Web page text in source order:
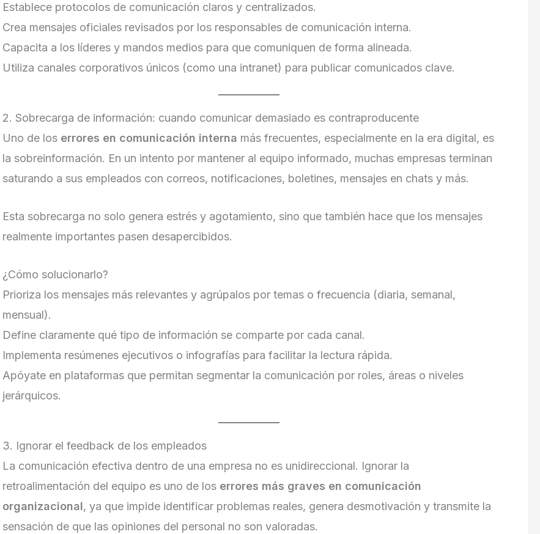
Establece protocolos de comunicación claros y centralizados.
Crea mensajes oficiales revisados por los responsables de comunicación interna.
Capacita a los líderes y mandos medios para que comuniquen de forma alineada.
Utiliza canales corporativos únicos (como una intranet) para publicar comunicados clave.
2. Sobrecarga de información: cuando comunicar demasiado es contraproducente
Uno de los errores en comunicación interna más frecuentes, especialmente en la era digital, es
la sobreinformación. En un intento por mantener al equipo informado, muchas empresas terminan
saturando a sus empleados con correos, notificaciones, boletines, mensajes en chats y más.
Esta sobrecarga no solo genera estrés y agotamiento, sino que también hace que los mensajes
realmente importantes pasen desapercibidos.
¿Cómo solucionarlo?
Prioriza los mensajes más relevantes y agrúpalos por temas o frecuencia (diaria, semanal,
mensual).
Define claramente qué tipo de información se comparte por cada canal.
Implementa resúmenes ejecutivos o infografías para facilitar la lectura rápida.
Apóyate en plataformas que permitan segmentar la comunicación por roles, áreas o niveles
jerárquicos.
3. Ignorar el feedback de los empleados
La comunicación efectiva dentro de una empresa no es unidireccional. Ignorar la
retroalimentación del equipo es uno de los errores más graves en comunicación
organizacional, ya que impide identificar problemas reales, genera desmotivación y transmite la
sensación de que las opiniones del personal no son valoradas.